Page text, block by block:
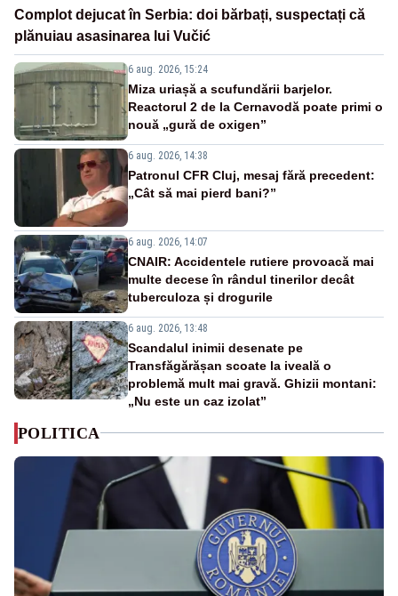
Complot dejucat în Serbia: doi bărbați, suspectați că
plănuiau asasinarea lui Vučić
6 aug. 2026, 15:24
Miza uriașă a scufundării barjelor.
Reactorul 2 de la Cernavodă poate primi o
nouă „gură de oxigen”
6 aug. 2026, 14:38
Patronul CFR Cluj, mesaj fără precedent:
„Cât să mai pierd bani?”
6 aug. 2026, 14:07
CNAIR: Accidentele rutiere provoacă mai
multe decese în rândul tinerilor decât
tuberculoza și drogurile
6 aug. 2026, 13:48
Scandalul inimii desenate pe
Transfăgărășan scoate la iveală o
problemă mult mai gravă. Ghizii montani:
„Nu este un caz izolat”
POLITICA